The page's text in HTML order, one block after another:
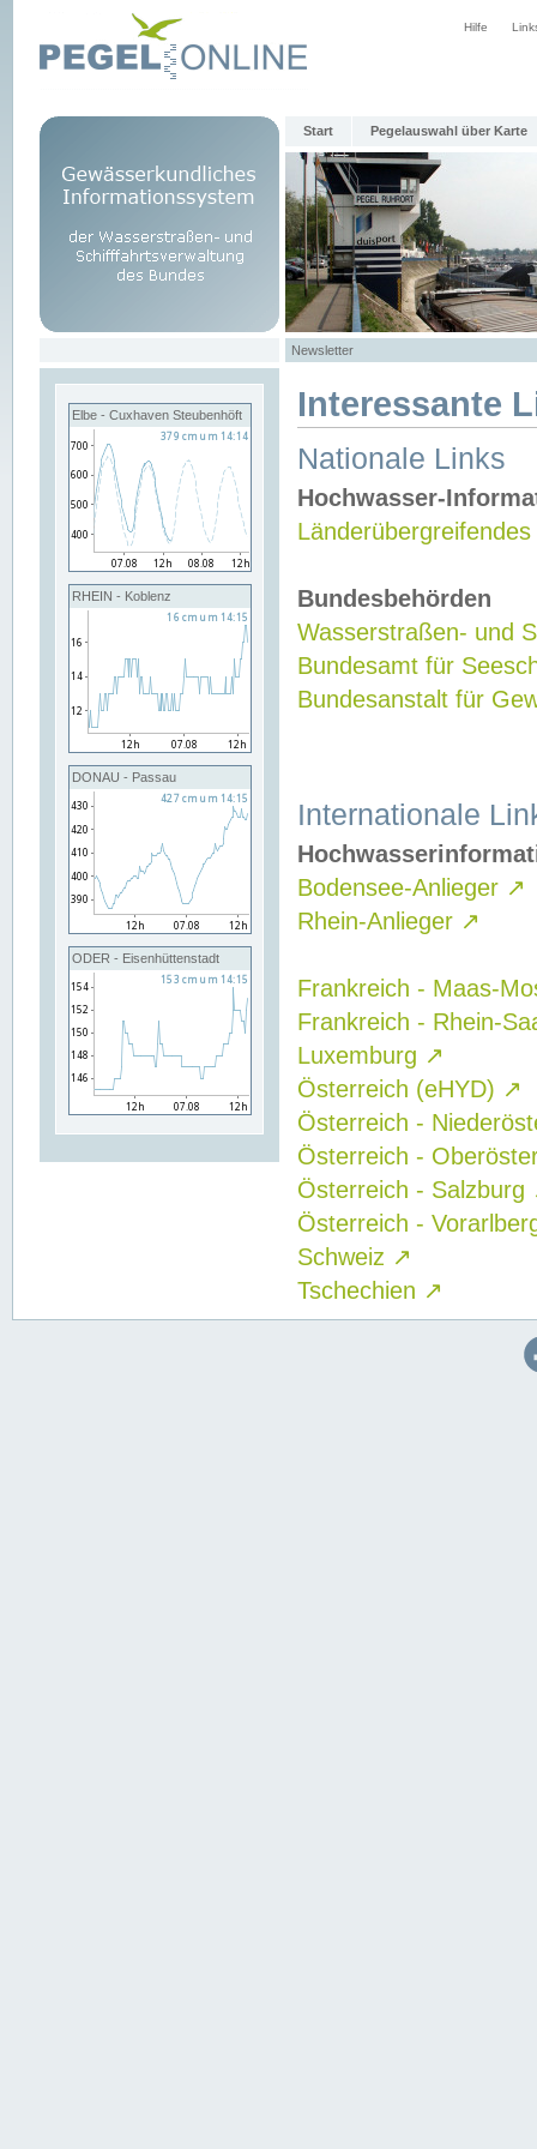
Hilfe
Start Pegelauswahl über Karte
Newsletter
Elbe - Cuxhaven Steubenhöft
RHEIN - Koblenz
DONAU - Passau
ODER - Eisenhüttenstadt
Interessante
Nationale Links
Hochwasser-
Bundesbehörden
Wasserstraßen- und
Bundesamt für
Bundesanstalt für
Internationale
Bodensee-Anlieger ↗
Rhein-Anlieger ↗
Frankreich - Maas-
Frankreich - Rhein-
Luxemburg ↗
Österreich (eHYD) ↗
Österreich -
Österreich -
Österreich - Salzburg
Österreich -
Schweiz ↗
Tschechien ↗